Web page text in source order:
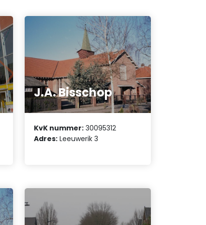
J.A. Bisschop
KvK nummer: 30095312
Adres: Leeuwerik 3